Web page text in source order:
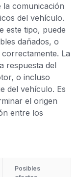
la comunicación
del vehículo.
este tipo, puede
dañados, o
La
respuesta del
o incluso
del vehículo. Es
el origen
entre los
Posibles